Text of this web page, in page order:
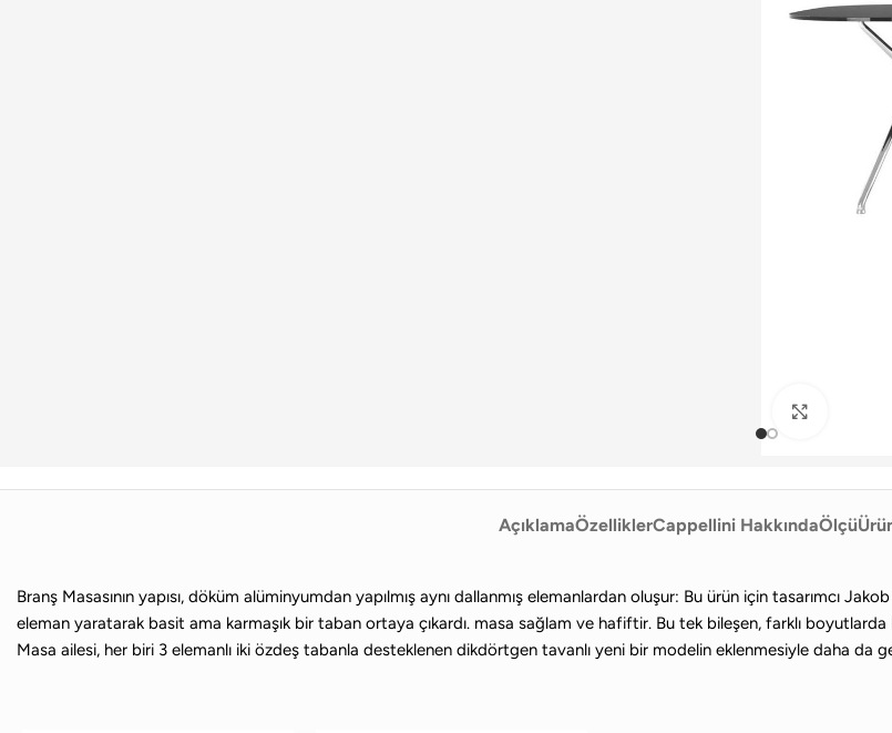
AçıklamaÖzelliklerCappellini HakkındaÖlçü
Branş Masasının yapısı, döküm alüminyumdan yapılmış aynı dallanmış elemanlardan oluşur: Bu ürün için tasarımcı
eleman yaratarak basit ama karmaşık bir taban ortaya çıkardı. masa sağlam ve hafiftir. Bu tek bileşen, farklı
Masa ailesi, her biri 3 elemanlı iki özdeş tabanla desteklenen dikdörtgen tavanlı yeni bir modelin eklenmesiyle daha da